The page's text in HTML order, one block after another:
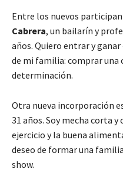
Entre los nuevos
Cabrera, un bailarín y
años. Quiero entrar y
de mi familia: comprar una
determinación.
Otra nueva incorporación
31 años. Soy mecha corta y
ejercicio y la buena
deseo de formar una
show.